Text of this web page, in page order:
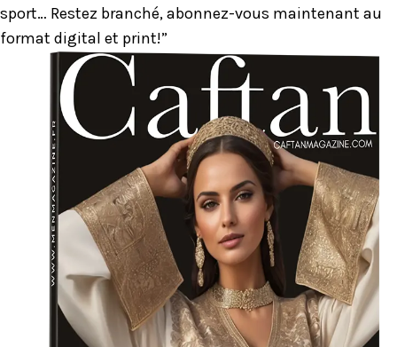
sport… Restez branché, abonnez-vous maintenant au
format digital et print!”